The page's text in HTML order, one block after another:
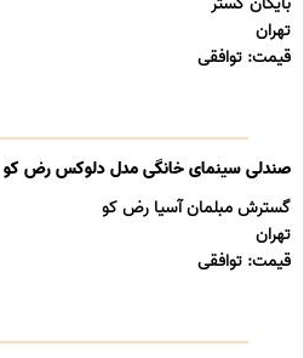
تهران
قیمت: توافقی
صندلی سینمای خانگی مدل دلوکس رض کو
گسترش مبلمان آسیا رض کو
تهران
قیمت: توافقی